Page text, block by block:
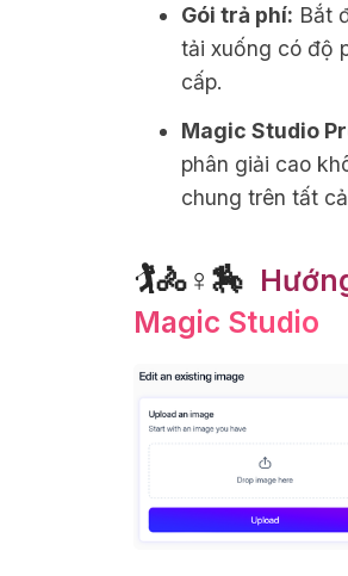
Gói trả phí: Bắt
tải xuống có độ
cấp.
Magic Studio
phân giải cao
chung trên tất
🏌🚴♀🏇
Magic Studio